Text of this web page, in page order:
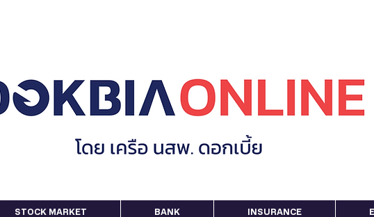
STOCK MARKET BANK INSURANCE